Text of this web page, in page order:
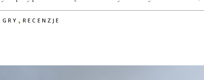
GRY , RECENZJE